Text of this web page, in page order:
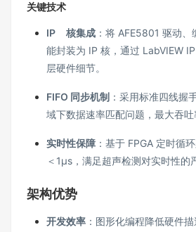
关键技术
IP 核集成 ：将 AFE5801 驱动
能封装为 IP 核，通过 LabVIEW
层硬件细节。
FIFO 同步机制 ：采用标准四线握
域下数据速率匹配问题，最大吞吐
实时性保障 ：基于 FPGA 定时循
＜1μs，满足超声检测对实时性的
架构优势
开发效率 ：图形化编程降低硬件